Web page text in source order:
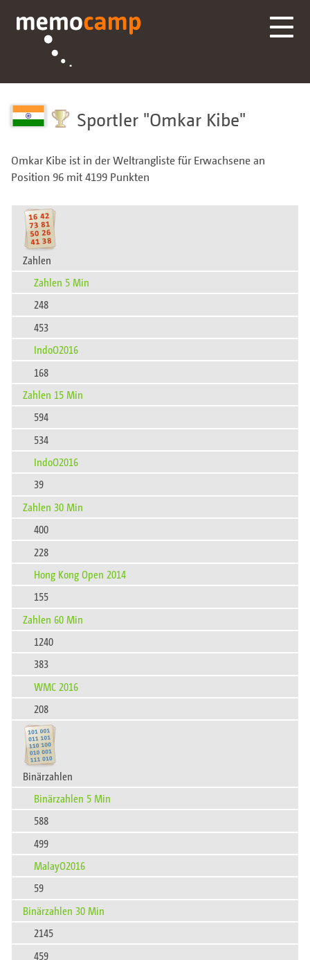
Sportler Omkar Kibe
Omkar Kibe ist in der Weltrangliste für Erwachsene an
Position 96 mit 4199 Punkten
Zahlen
Zahlen 5 Min
248
453
IndoO2016
168
Zahlen 15 Min
594
534
IndoO2016
39
Zahlen 30 Min
400
228
Hong Kong Open 2014
155
Zahlen 60 Min
1240
383
WMC 2016
208
Binärzahlen
Binärzahlen 5 Min
588
499
MalayO2016
59
Binärzahlen 30 Min
2145
459